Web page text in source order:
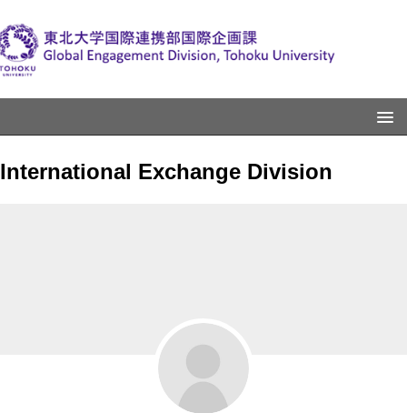
International Exchange Division